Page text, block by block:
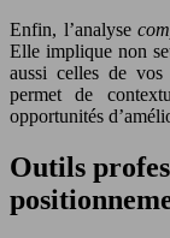
Enfin, l’analyse
Elle implique non
aussi celles de vos
permet de
opportunités
Outils